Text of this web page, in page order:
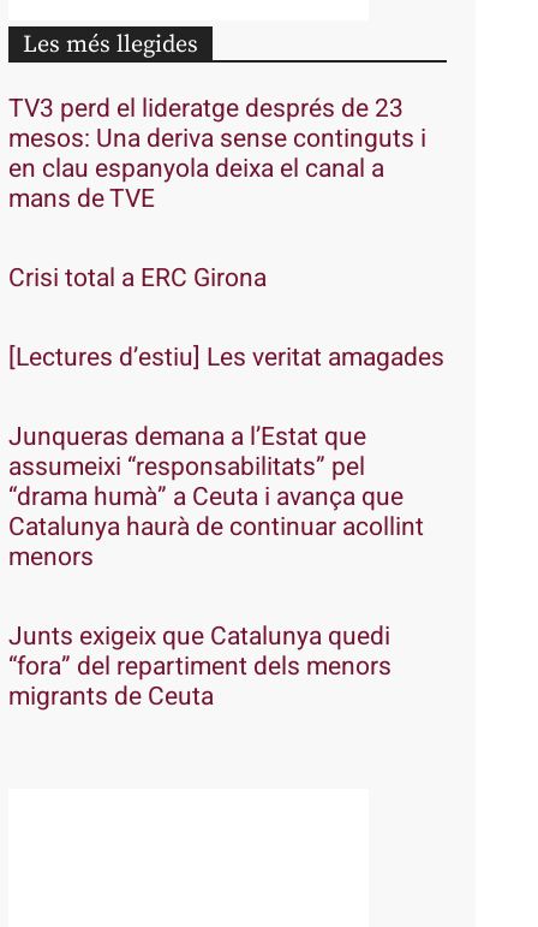
Les més llegides
TV3 perd el lideratge després de 23
mesos: Una deriva sense continguts i
en clau espanyola deixa el canal a
mans de TVE
Crisi total a ERC Girona
[Lectures d’estiu] Les veritat amagades
Junqueras demana a l’Estat que
assumeixi “responsabilitats” pel
“drama humà” a Ceuta i avança que
Catalunya haurà de continuar acollint
menors
Junts exigeix que Catalunya quedi
“fora” del repartiment dels menors
migrants de Ceuta